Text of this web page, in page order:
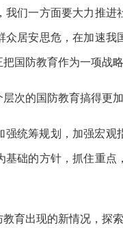
我们一方面要大力推
居安思危，在加速
国防教育作为一项战
次的国防教育搞得更
强统筹规划，加强宏
础的方针，抓住重
育出现的新情况，探